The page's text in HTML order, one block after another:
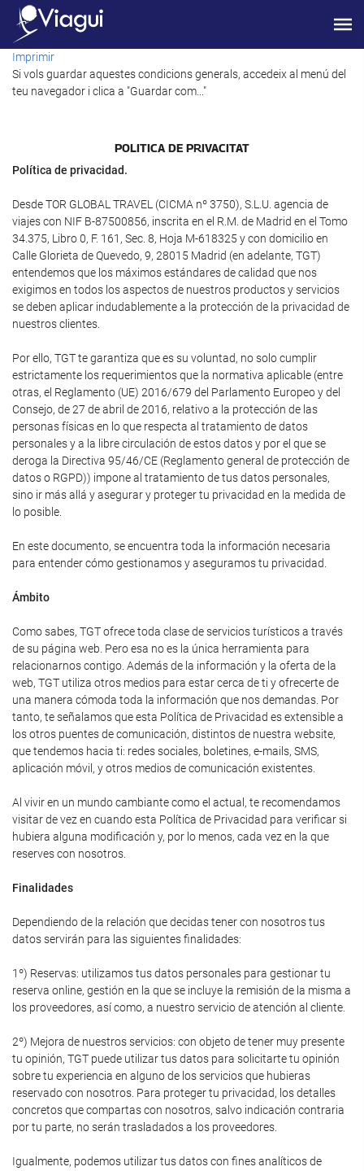
Imprimir
Si vols guardar aquestes condicions generals, accedeix al menú del
teu navegador i clica a "Guardar com..."
POLI­TICA DE PRIVACITAT
Política de privacidad.
Desde TOR GLOBAL TRAVEL (CICMA nº 3750), S.L.U. agencia de
viajes con NIF B-87500856, inscrita en el R.M. de Madrid en el Tomo
34.375, Libro 0, F. 161, Sec. 8, Hoja M-618325 y con domicilio en
Calle Glorieta de Quevedo, 9, 28015 Madrid (en adelante, TGT)
entendemos que los máximos estándares de calidad que nos
exigimos en todos los aspectos de nuestros productos y servicios
se deben aplicar indudablemente a la protección de la privacidad de
nuestros clientes.
Por ello, TGT te garantiza que es su voluntad, no solo cumplir
estrictamente los requerimientos que la normativa aplicable (entre
otras, el Reglamento (UE) 2016/679 del Parlamento Europeo y del
Consejo, de 27 de abril de 2016, relativo a la protección de las
personas físicas en lo que respecta al tratamiento de datos
personales y a la libre circulación de estos datos y por el que se
deroga la Directiva 95/46/CE (Reglamento general de protección de
datos o RGPD)) impone al tratamiento de tus datos personales,
sino ir más allá y asegurar y proteger tu privacidad en la medida de
lo posible.
En este documento, se encuentra toda la información necesaria
para entender cómo gestionamos y aseguramos tu privacidad.
Ámbito
Como sabes, TGT ofrece toda clase de servicios turísticos a través
de su página web. Pero esa no es la única herramienta para
relacionarnos contigo. Además de la información y la oferta de la
web, TGT utiliza otros medios para estar cerca de ti y ofrecerte de
una manera cómoda toda la información que nos demandas. Por
tanto, te señalamos que esta Política de Privacidad es extensible a
los otros puentes de comunicación, distintos de nuestra website,
que tendemos hacia ti: redes sociales, boletines, e-mails, SMS,
aplicación móvil, y otros medios de comunicación existentes.
Al vivir en un mundo cambiante como el actual, te recomendamos
visitar de vez en cuando esta Política de Privacidad para verificar si
hubiera alguna modificación y, por lo menos, cada vez en la que
reserves con nosotros.
Finalidades
Dependiendo de la relación que decidas tener con nosotros tus
datos servirán para las siguientes finalidades:
1º) Reservas: utilizamos tus datos personales para gestionar tu
reserva online, gestión en la que se incluye la remisión de la misma a
los proveedores, así como, a nuestro servicio de atención al cliente.
2º) Mejora de nuestros servicios: con objeto de tener muy presente
tu opinión, TGT puede utilizar tus datos para solicitarte tu opinión
sobre tu experiencia en alguno de los servicios que hubieras
reservado con nosotros. Para proteger tu privacidad, los detalles
concretos que compartas con nosotros, salvo indicación contraria
por tu parte, no serán trasladados a los proveedores.
Igualmente, podemos utilizar tus datos con fines analíticos de